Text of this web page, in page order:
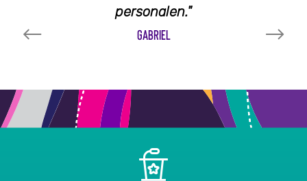
personalen."
GABRIEL